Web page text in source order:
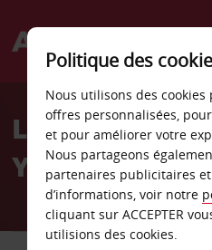
Welcome
AvisLocation de
York City
Politique des
Nous utilisons des
offres personnalisées,
et pour améliorer votre
Nous partageons
partenaires publicitaires
d’informations, voir notre
cliquant sur ACCEPTER
utilisions des cookies.